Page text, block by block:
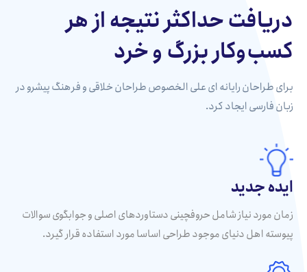
دریافت حداکثر نتیجه از هر
کسب‌وکار بزرگ و خرد
برای طراحان رایانه ای علی الخصوص طراحان خلاقی و فرهنگ پیشرو در
زبان فارسی ایجاد کرد.
ایده جدید
زمان مورد نیاز شامل حروفچینی دستاوردهای اصلی و جوابگوی سوالات
پیوسته اهل دنیای موجود طراحی اساسا مورد استفاده قرار گیرد.